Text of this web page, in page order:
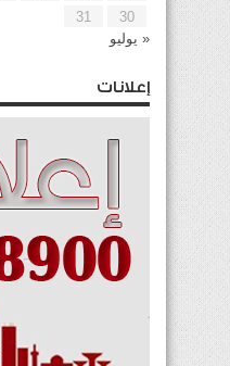
30
31
« يوليو
إعلانات